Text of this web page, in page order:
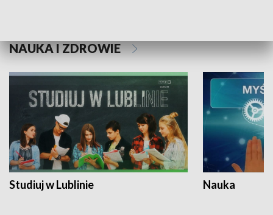
NAUKA I ZDROWIE
Studiuj w Lublinie Nauka